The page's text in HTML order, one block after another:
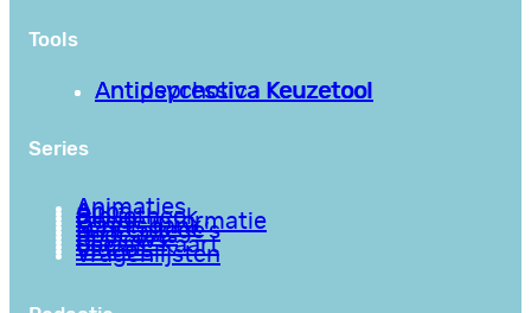
Tools
Antipsychotica Keuzetool
Antidepressiva Keuzetool
Series
Animaties
Apps
Bibliotheek
Goede informatie
Kennisbank
Mini college’s
Podcasts
Reviews
Sociale Kaart
Video’s
Vragenlijsten